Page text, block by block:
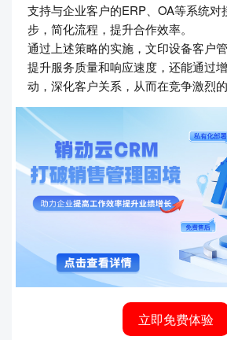
支持与企业客户的ERP、OA等系统对
步，简化流程，提升合作效率。
通过上述策略的实施，文印设备客户
提升服务质量和响应速度，还能通过
动，深化客户关系，从而在竞争激烈的
立即免费体验